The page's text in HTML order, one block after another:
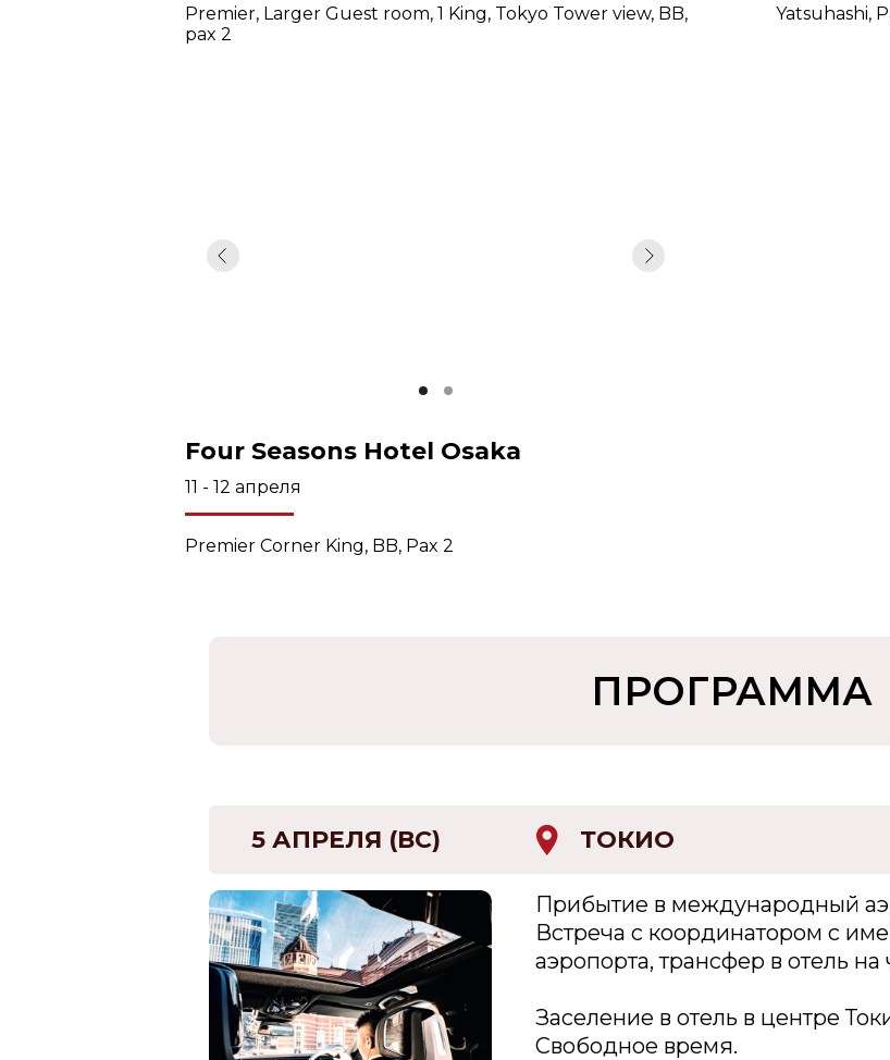
Premier, Larger Guest room, 1 King, Tokyo Tower view, BB,
pax 2
Yatsuhashi,
Four Seasons Hotel Osaka
11 - 12 апреля
Premier Corner King, BB, Pax 2
ПРОГРАММА
Прибытие в международный
Встреча с координатором с
аэропорта, трансфер в отель на
Заселение в отель в центре
Свободное время.
5 АПРЕЛЯ (ВС) ТОКИО